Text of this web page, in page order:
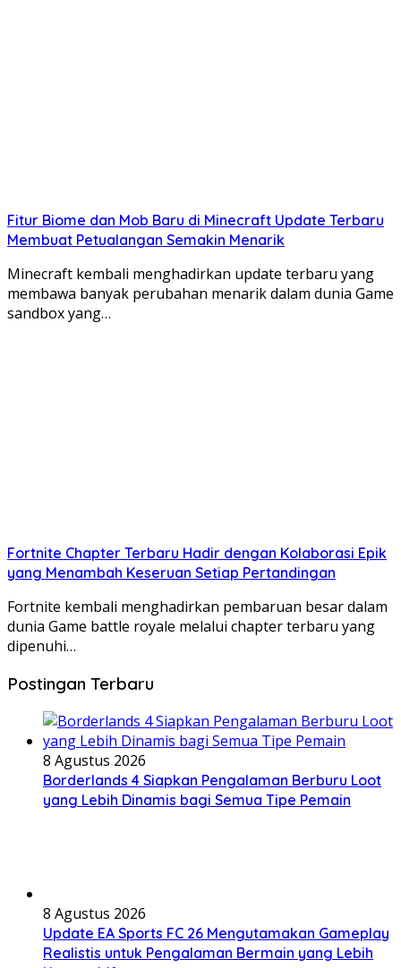
Fitur Biome dan Mob Baru di Minecraft Update Terbaru
Membuat Petualangan Semakin Menarik
Minecraft kembali menghadirkan update terbaru yang
membawa banyak perubahan menarik dalam dunia Game
sandbox yang…
Fortnite Chapter Terbaru Hadir dengan Kolaborasi Epik
yang Menambah Keseruan Setiap Pertandingan
Fortnite kembali menghadirkan pembaruan besar dalam
dunia Game battle royale melalui chapter terbaru yang
dipenuhi…
Postingan Terbaru
8 Agustus 2026
Borderlands 4 Siapkan Pengalaman Berburu Loot
yang Lebih Dinamis bagi Semua Tipe Pemain
8 Agustus 2026
Update EA Sports FC 26 Mengutamakan Gameplay
Realistis untuk Pengalaman Bermain yang Lebih